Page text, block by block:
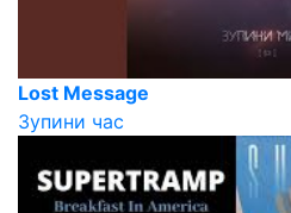
Lost Message
Зупини час